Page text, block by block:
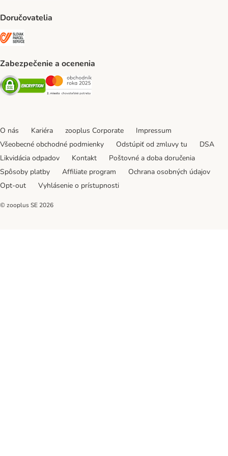
Doručovatelia
Zabezpečenie a ocenenia
Security Security
O nás Kariéra zooplus Corporate
Impressum
Všeobecné obchodné podmienky
Odstúpiť od zmluvy tu
DSA
Likvidácia odpadov
Kontakt
Poštovné a doba doručenia
Spôsoby platby
Affiliate program
Ochrana osobných údajov
Opt-out
Vyhlásenie o prístupnosti
© zooplus SE 2026